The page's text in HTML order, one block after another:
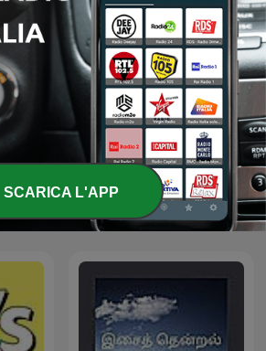
Toolroom Radio
di genere Musica
SCARICA L'APP